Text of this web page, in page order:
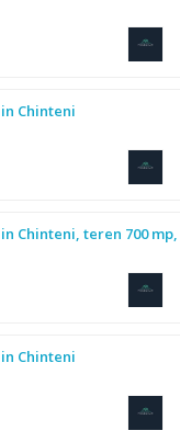
Chinteni
Chinteni, teren 700 mp,
Chinteni